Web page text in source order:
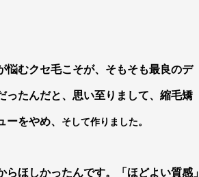
悩むクセ毛こそが、そもそも最良のデ
ったんだと、思い至りまして、縮毛矯
ーをやめ、 そして作りました。
らほしかったんです。「ほどよい質感」